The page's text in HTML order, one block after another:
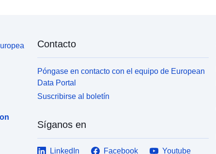
Contacto
Póngase en contacto con el equipo de European
Data Portal
Suscribirse al boletín
Síganos en
LinkedIn Facebook
Youtube